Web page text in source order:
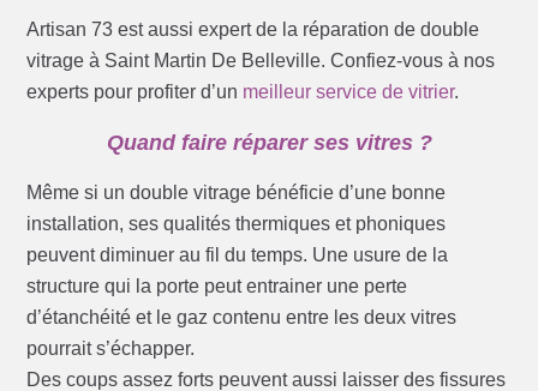
Artisan 73 est aussi expert de la réparation de double
vitrage à Saint Martin De Belleville. Confiez-vous à nos
experts pour profiter d’un meilleur service de vitrier.
Quand faire réparer ses vitres ?
Même si un double vitrage bénéficie d’une bonne
installation, ses qualités thermiques et phoniques
peuvent diminuer au fil du temps. Une usure de la
structure qui la porte peut entrainer une perte
d’étanchéité et le gaz contenu entre les deux vitres
pourrait s’échapper.
Des coups assez forts peuvent aussi laisser des fissures